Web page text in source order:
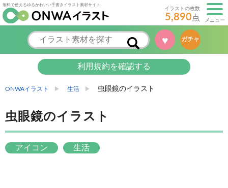
無料で使えるゆるかわいい手書きイラスト素材サイト
イラストの枚数
5,890点 メニュー
♥ ガチャ
利用規約を確認する
ONWAイラスト 生活 虫眼鏡のイラスト
虫眼鏡のイラスト
アイコン 生活